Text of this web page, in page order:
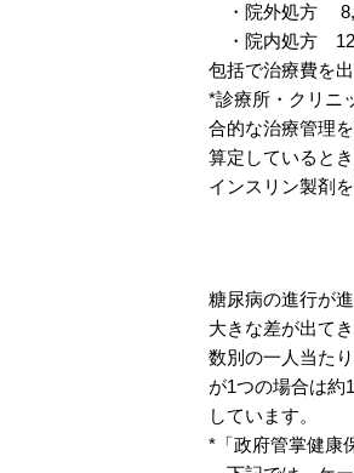
・院外処方
・院内処方
包括で治療費を
*診療所・クリニ
合的な治療管理
算定していると
インスリン製剤
糖尿病の進行が
大きな差が出て
数別の一人当た
が1つの場合は約
しています。
*「政府管掌健康